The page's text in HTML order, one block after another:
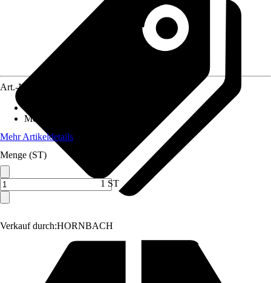
Verkauf durch:HORNBACH
Art.-Nr.
Mehrjährig
Mehr Artikeldetails
Menge (ST)
1 ST